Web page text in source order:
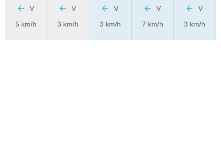
V
5 km/h
V
3 km/h
V
3 km/h
V
7 km/h
V
3 km/h